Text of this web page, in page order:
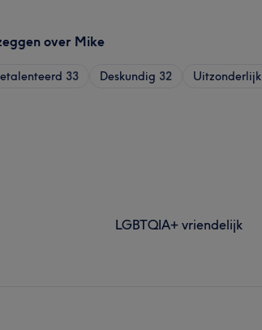
over Mike
33 Deskundig 32 Uitzonderlijk
LGBTQIA+ vriendelijk